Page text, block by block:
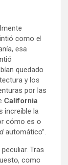
como el
esa
quedado
y los
por las
California
increíble la
cómo es o
automático”.
Tras
como